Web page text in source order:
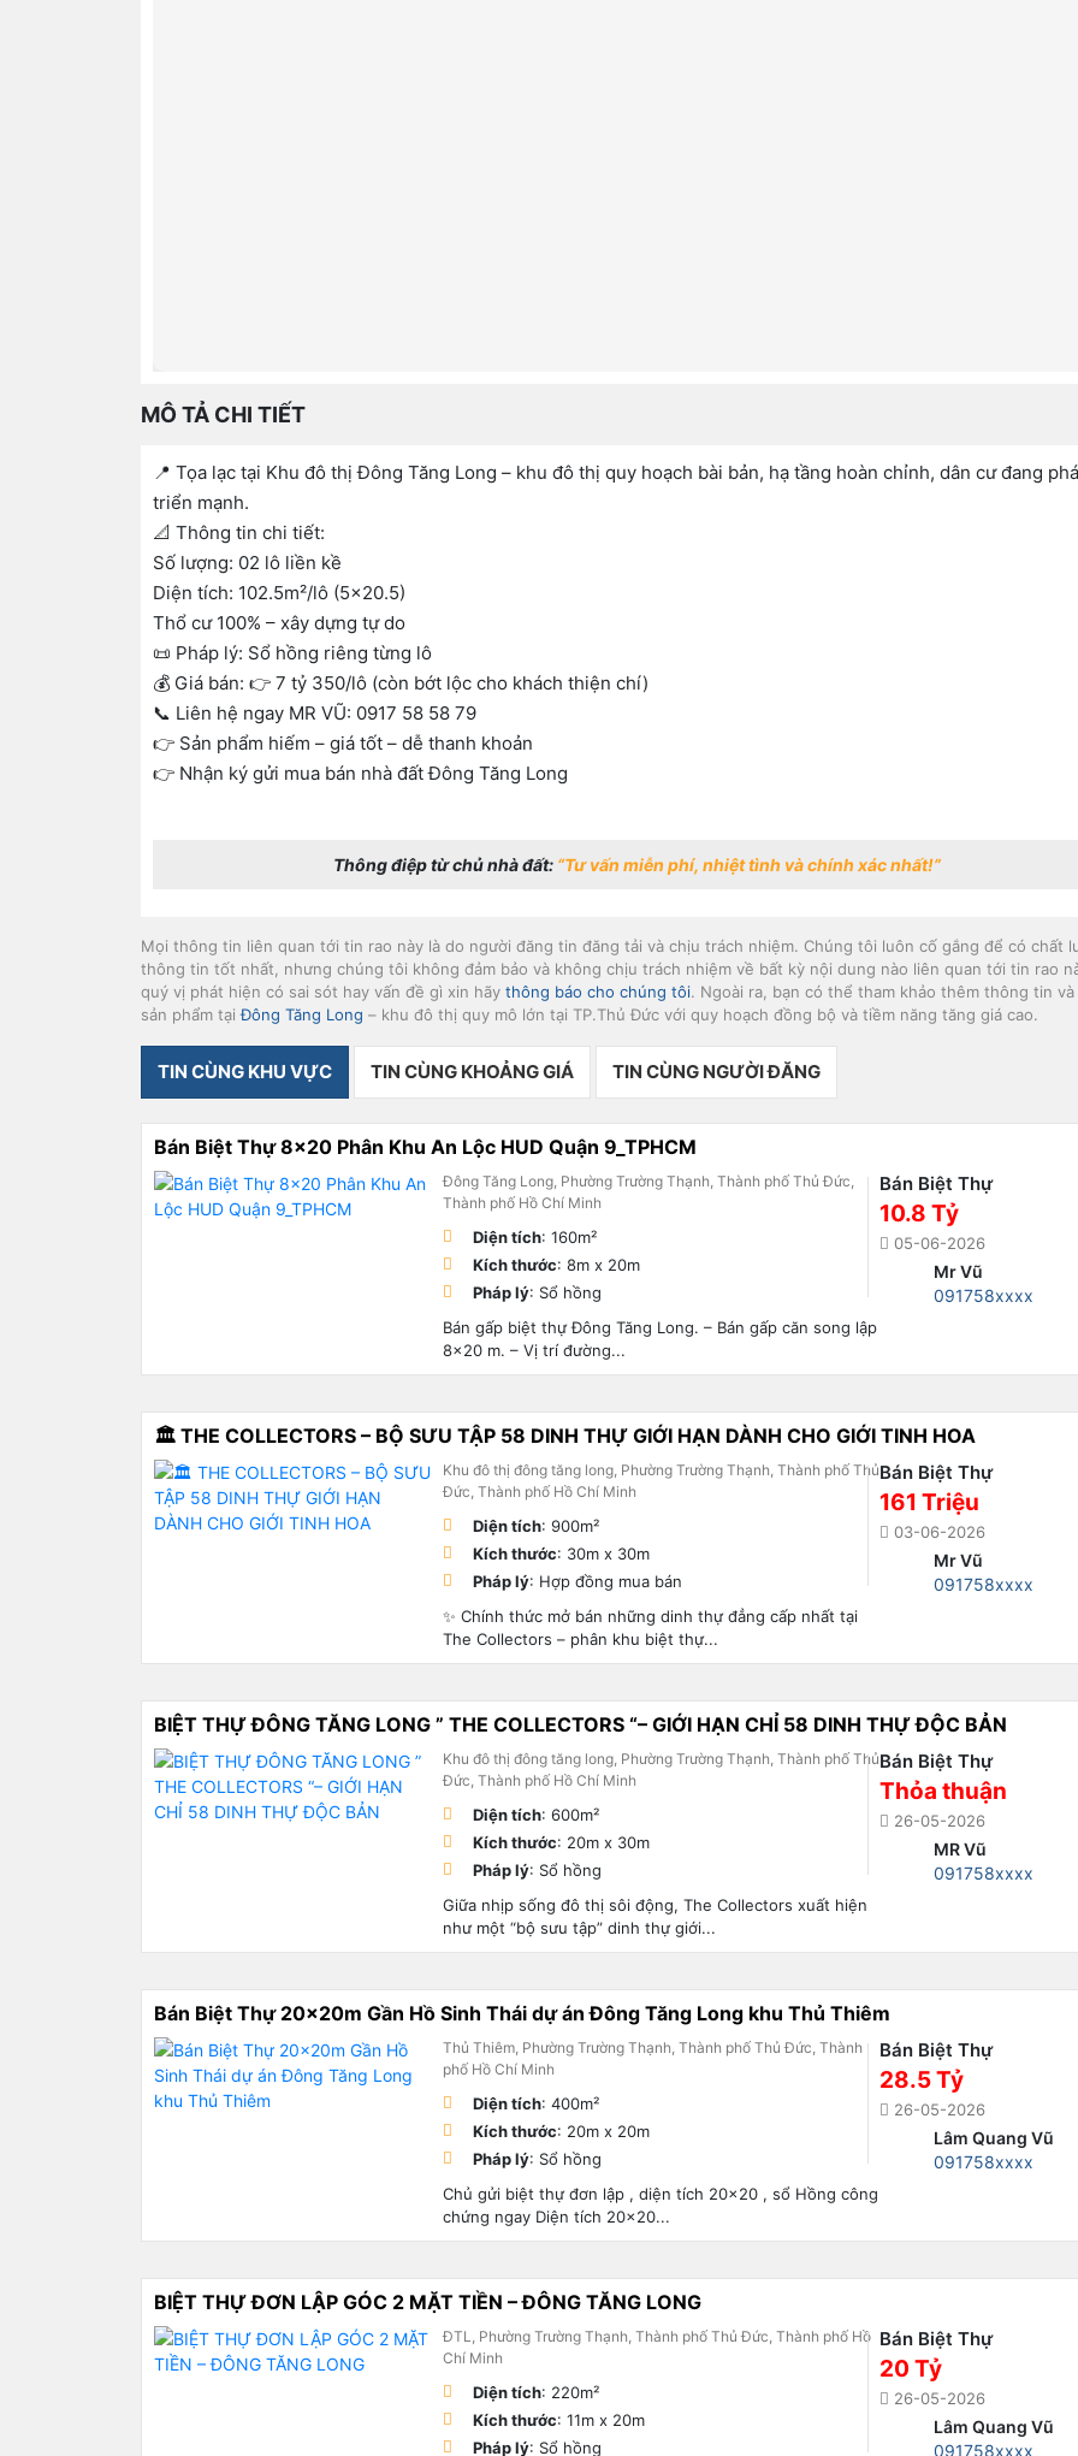
MÔ TẢ CHI TIẾT
📍 Tọa lạc tại Khu đô thị Đông Tăng Long – khu đô thị quy hoạch bài bản, hạ tầng hoàn chỉnh, dân cư đang
triển mạnh.
📐 Thông tin chi tiết:
Số lượng: 02 lô liền kề
Diện tích: 102.5m²/lô (5×20.5)
Thổ cư 100% – xây dựng tự do
📜 Pháp lý: Sổ hồng riêng từng lô
💰 Giá bán: 👉 7 tỷ 350/lô (còn bớt lộc cho khách thiện chí)
📞 Liên hệ ngay MR VŨ: 0917 58 58 79
👉 Sản phẩm hiếm – giá tốt – dễ thanh khoản
👉 Nhận ký gửi mua bán nhà đất Đông Tăng Long
Thông điệp từ chủ nhà đất: “Tư vấn miễn phí, nhiệt tình và chính xác nhất!”
Mọi thông tin liên quan tới tin rao này là do người đăng tin đăng tải và chịu trách nhiệm. Chúng tôi luôn cố gắng để có chất
thông tin tốt nhất, nhưng chúng tôi không đảm bảo và không chịu trách nhiệm về bất kỳ nội dung nào liên quan tới tin rao
quý vị phát hiện có sai sót hay vấn đề gì xin hãy thông báo cho chúng tôi. Ngoài ra, bạn có thể tham khảo thêm thông tin và
sản phẩm tạiĐông Tăng Long – khu đô thị quy mô lớn tại TP.Thủ Đức với quy hoạch đồng bộ và tiềm năng tăng giá cao.
TIN CÙNG KHU VỰC TIN CÙNG KHOẢNG GIÁ TIN CÙNG NGƯỜI ĐĂNG
Bán Biệt Thự 8×20 Phân Khu An Lộc HUD Quận 9_TPHCM
Đông Tăng Long, Phường Trường Thạnh, Thành phố Thủ Đức,
Thành phố Hồ Chí Minh
Diện tích: 160m²
Kích thước: 8m x 20m
Pháp lý: Sổ hồng
Bán gấp biệt thự Đông Tăng Long. – Bán gấp căn song lập
8×20 m. – Vị trí đường...
Bán Biệt Thự
10.8 Tỷ
05-06-2026
Mr Vũ
091758xxxx
🏛️ THE COLLECTORS – BỘ SƯU TẬP 58 DINH THỰ GIỚI HẠN DÀNH CHO GIỚI TINH HOA
Khu đô thị đông tăng long, Phường Trường Thạnh, Thành phố Thủ
Đức, Thành phố Hồ Chí Minh
Diện tích: 900m²
Kích thước: 30m x 30m
Pháp lý: Hợp đồng mua bán
✨ Chính thức mở bán những dinh thự đẳng cấp nhất tại
The Collectors – phân khu biệt thự...
Bán Biệt Thự
161 Triệu
03-06-2026
Mr Vũ
091758xxxx
BIỆT THỰ ĐÔNG TĂNG LONG ” THE COLLECTORS “– GIỚI HẠN CHỈ 58 DINH THỰ ĐỘC BẢN
Khu đô thị đông tăng long, Phường Trường Thạnh, Thành phố Thủ
Đức, Thành phố Hồ Chí Minh
Diện tích: 600m²
Kích thước: 20m x 30m
Pháp lý: Sổ hồng
Giữa nhịp sống đô thị sôi động, The Collectors xuất hiện
như một “bộ sưu tập” dinh thự giới...
Bán Biệt Thự
Thỏa thuận
26-05-2026
MR Vũ
091758xxxx
Bán Biệt Thự 20x20m Gần Hồ Sinh Thái dự án Đông Tăng Long khu Thủ Thiêm
Thủ Thiêm, Phường Trường Thạnh, Thành phố Thủ Đức, Thành
phố Hồ Chí Minh
Diện tích: 400m²
Kích thước: 20m x 20m
Pháp lý: Sổ hồng
Chủ gửi biệt thự đơn lập , diện tích 20×20 , sổ Hồng công
chứng ngay Diện tích 20×20...
Bán Biệt Thự
28.5 Tỷ
26-05-2026
Lâm Quang Vũ
091758xxxx
BIỆT THỰ ĐƠN LẬP GÓC 2 MẶT TIỀN – ĐÔNG TĂNG LONG
ĐTL, Phường Trường Thạnh, Thành phố Thủ Đức, Thành phố Hồ
Chí Minh
Diện tích: 220m²
Kích thước: 11m x 20m
Pháp lý: Sổ hồng
Bán Biệt Thự
20 Tỷ
26-05-2026
Lâm Quang Vũ
091758xxxx